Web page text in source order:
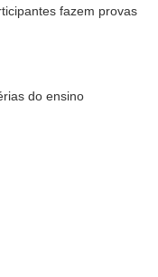
fazem provas
do ensino